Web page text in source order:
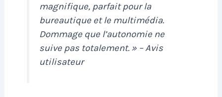
magnifique, parfait pour la
bureautique et le multimédia.
Dommage que l’autonomie ne
suive pas totalement. » – Avis
utilisateur